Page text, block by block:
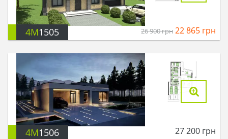
4M1505 26 900грн 22 865 грн
4M1506 27 200 грн